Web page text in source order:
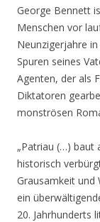
George Bennett
Menschen vor
Neunzigerjahre
Spuren seines
Agenten, der als
Diktatoren
monströsen
„Patriau (…) baut
historisch
Grausamkeit und
ein
20. Jahrhunderts